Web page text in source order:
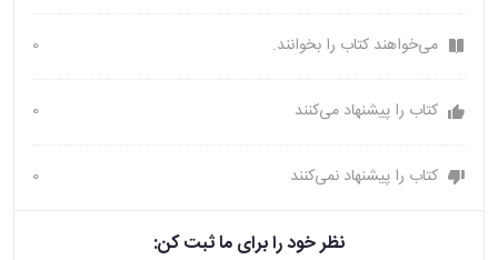
می‌خواهند کتاب را بخوانند. 0
کتاب را پیشنهاد می‌کنند 0
کتاب را پیشنهاد نمی‌کنند 0
نظر خود را برای ما ثبت کن: